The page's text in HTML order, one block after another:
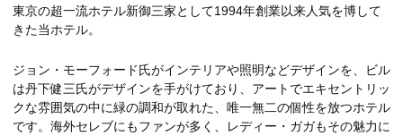
東京の超一流ホテル新御三家として1994年創業以来人気を博して
きた当ホテル。
ジョン・モーフォード氏がインテリアや照明などデザインを、ビル
は丹下健三氏がデザインを手がけており、アートでエキセントリッ
クな雰囲気の中に緑の調和が取れた、唯一無二の個性を放つホテル
です。海外セレブにもファンが多く、レディー・ガガもその魅力に